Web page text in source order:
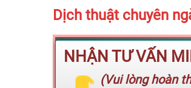
Dịch thuật chuyên
NHẬN TƯ VẤN
(Vui lòng hoàn